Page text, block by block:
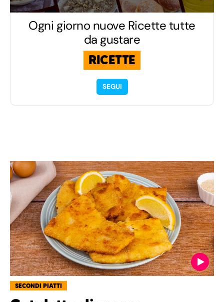
Ogni giorno nuove Ricette tutte
da gustare
RICETTE
SEGUI
SECONDI PIATTI